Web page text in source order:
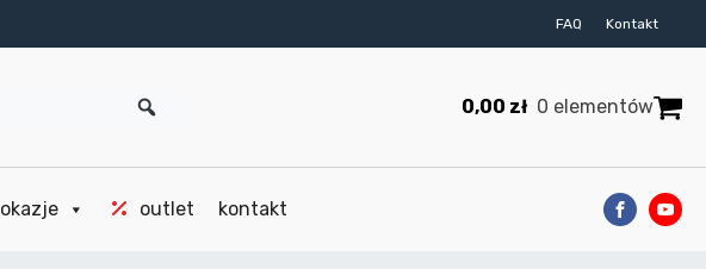
FAQ Kontakt
0,00 zł 0 elementów
okazje outlet kontakt